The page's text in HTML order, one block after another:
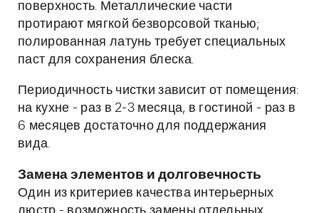
поверхность. Металлические части
протирают мягкой безворсовой тканью;
полированная латунь требует специальных
паст для сохранения блеска.
Периодичность чистки зависит от помещения:
на кухне - раз в 2-3 месяца, в гостиной - раз в
6 месяцев достаточно для поддержания
вида.
Замена элементов и долговечность
Один из критериев качества интерьерных